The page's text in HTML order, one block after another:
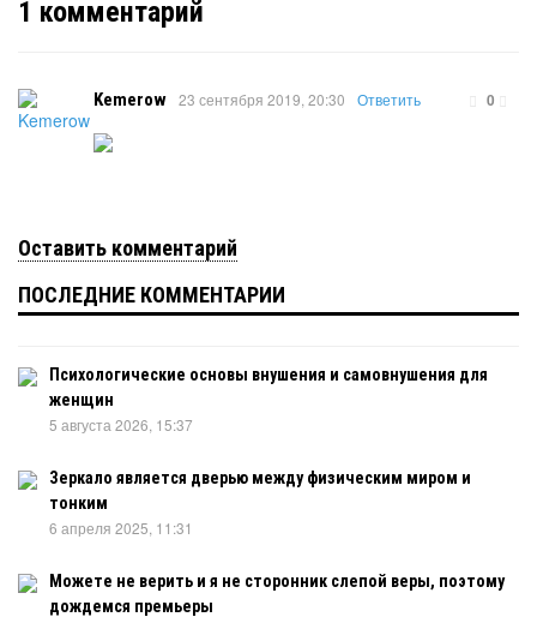
1 комментарий
Kemerow 23 сентября 2019, 20:30 0
Ответить
Оставить комментарий
ПОСЛЕДНИЕ КОММЕНТАРИИ
Психологические основы внушения и самовнушения для
женщин
5 августа 2026, 15:37
Зеркало является дверью между физическим миром и
тонким
6 апреля 2025, 11:31
Можете не верить и я не сторонник слепой веры, поэтому
дождемся премьеры